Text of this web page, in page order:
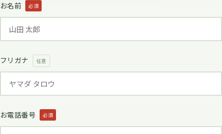
お名前 必須
フリガナ 任意
お電話番号 必須